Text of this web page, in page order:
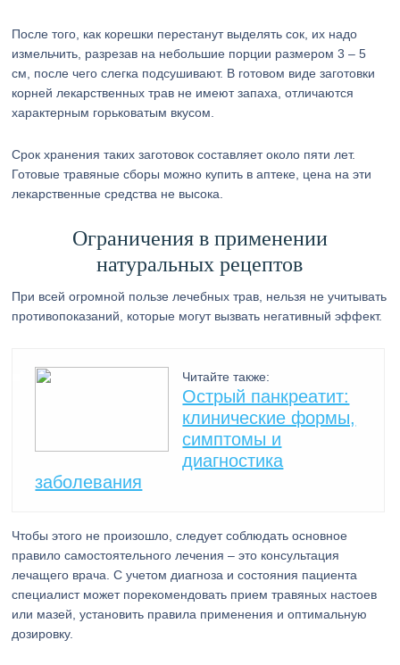
После того, как корешки перестанут выделять сок, их надо
измельчить, разрезав на небольшие порции размером 3 – 5
см, после чего слегка подсушивают. В готовом виде заготовки
корней лекарственных трав не имеют запаха, отличаются
характерным горьковатым вкусом.
Срок хранения таких заготовок составляет около пяти лет.
Готовые травяные сборы можно купить в аптеке, цена на эти
лекарственные средства не высока.
Ограничения в применении
натуральных рецептов
При всей огромной пользе лечебных трав, нельзя не учитывать
противопоказаний, которые могут вызвать негативный эффект.
Читайте также:
Острый панкреатит:
клинические формы,
симптомы и
диагностика
заболевания
Чтобы этого не произошло, следует соблюдать основное
правило самостоятельного лечения – это консультация
лечащего врача. С учетом диагноза и состояния пациента
специалист может порекомендовать прием травяных настоев
или мазей, установить правила применения и оптимальную
дозировку.